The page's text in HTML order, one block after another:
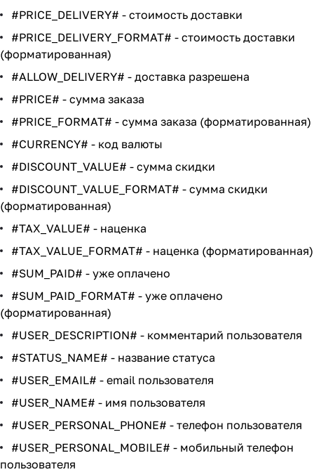
#PRICE_DELIVERY# - стоимость доставки
#PRICE_DELIVERY_FORMAT# - стоимость доставки
(форматированная)
#ALLOW_DELIVERY# - доставка разрешена
#PRICE# - сумма заказа
#PRICE_FORMAT# - сумма заказа (форматированная)
#CURRENCY# - код валюты
#DISCOUNT_VALUE# - сумма скидки
#DISCOUNT_VALUE_FORMAT# - сумма скидки
(форматированная)
#TAX_VALUE# - наценка
#TAX_VALUE_FORMAT# - наценка (форматированная)
#SUM_PAID# - уже оплачено
#SUM_PAID_FORMAT# - уже оплачено
(форматированная)
#USER_DESCRIPTION# - комментарий пользователя
#STATUS_NAME# - название статуса
#USER_EMAIL# - email пользователя
#USER_NAME# - имя пользователя
#USER_PERSONAL_PHONE# - телефон пользователя
#USER_PERSONAL_MOBILE# - мобильный телефон
пользователя